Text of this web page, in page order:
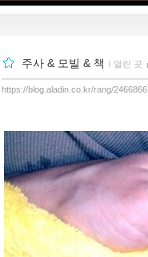
주사 & 모빌 & 책 ｌ 열린 곳
https://blog.aladin.co.kr/rang/2466866